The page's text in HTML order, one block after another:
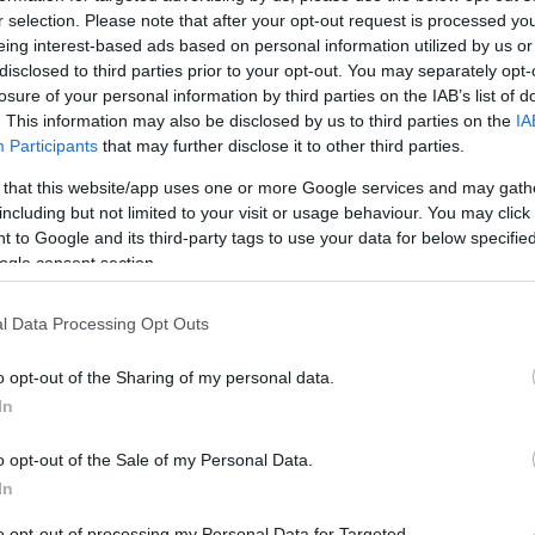
selection. Please note that after your opt-out request is processed
interest-based ads based on personal information utilized by us
to third parties prior to your opt-out. You may separately
of your personal information by third parties on the IAB’s list of
This information may also be disclosed by us to third parties on the
Participants that may further disclose it to other third parties.
that this website/app uses one or more Google services and may
but not limited to your visit or usage behaviour. You may
to Google and its third-party tags to use your data for below
consent section.
Data Processing Opt Outs
opt-out of the Sharing of my personal data.
opt-out of the Sale of my Personal Data.
του σταδιοδρομία ξεκίνησε το 1974,
Λάρισας με τη Νέα Δημοκρατία,
για πολλές δεκαετίες.